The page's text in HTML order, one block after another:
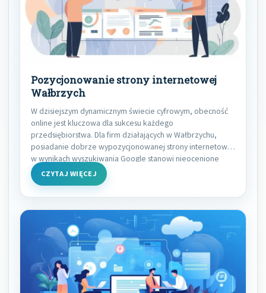
Pozycjonowanie strony internetowej
Wałbrzych
W dzisiejszym dynamicznym świecie cyfrowym, obecność
online jest kluczowa dla sukcesu każdego
przedsiębiorstwa. Dla firm działających w Wałbrzychu,
posiadanie dobrze wypozycjonowanej strony internetowej
w wynikach wyszukiwania Google stanowi nieocenione
narzędzie
CZYTAJ WIĘCEJ